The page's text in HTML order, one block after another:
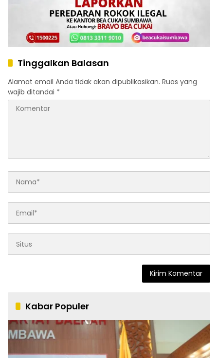
Tinggalkan Balasan
Alamat email Anda tidak akan dipublikasikan. Ruas yang
wajib ditandai *
Kabar Populer